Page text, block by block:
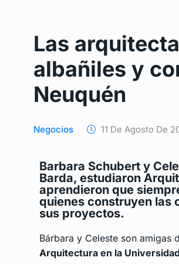
Las
albañiles y
Neuquén
Negocios 11 De Agosto De
Barbara Schubert y
Barda, estudiaron
aprendieron que
quienes construyen las
sus proyectos.
Bárbara y Celeste son amigas
Arquitectura en la